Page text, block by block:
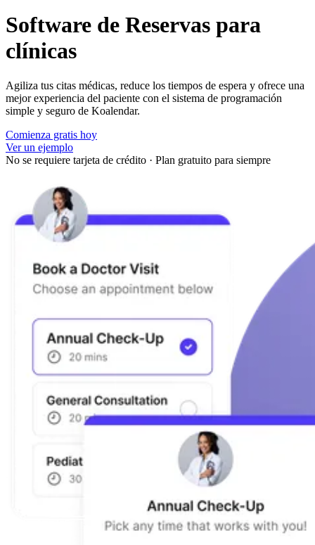
Software de Reservas para
clínicas
Agiliza tus citas médicas, reduce los tiempos de espera y ofrece una
mejor experiencia del paciente con el sistema de programación
simple y seguro de Koalendar.
Comienza gratis hoy
Ver un ejemplo
No se requiere tarjeta de crédito · Plan gratuito para siempre